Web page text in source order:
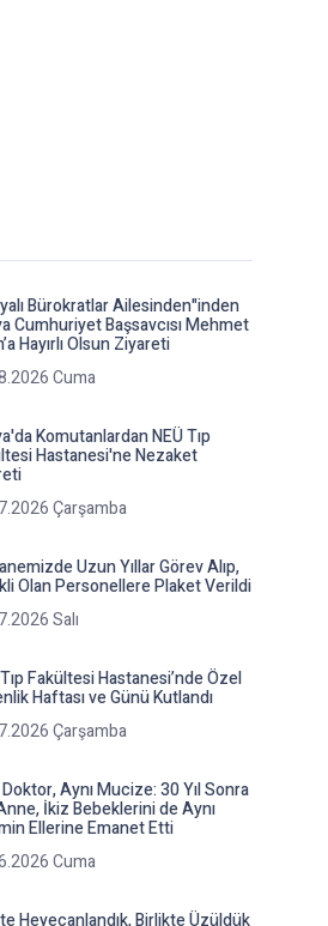
Bürokratlar Ailesinden"inden
Cumhuriyet Başsavcısı Mehmet
Hayırlı Olsun Ziyareti
Cuma
Komutanlardan NEÜ Tıp
Hastanesi'ne Nezaket
Çarşamba
Uzun Yıllar Görev Alıp,
Olan Personellere Plaket Verildi
Salı
Fakültesi Hastanesi’nde Özel
Haftası ve Günü Kutlandı
Çarşamba
Doktor, Aynı Mucize: 30 Yıl Sonra
İkiz Bebeklerini de Aynı
Ellerine Emanet Etti
Cuma
Heyecanlandık, Birlikte Üzüldük